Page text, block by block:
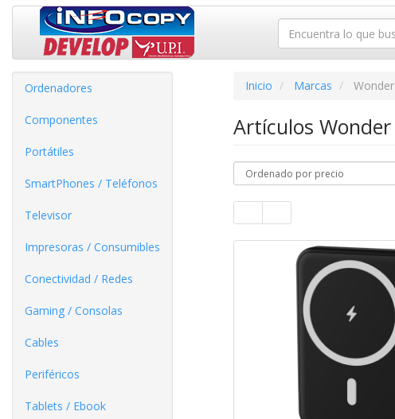
Ordenadores
Componentes
Portátiles
SmartPhones / Teléfonos
Televisor
Impresoras / Consumibles
Conectividad / Redes
Gaming / Consolas
Cables
Periféricos
Tablets / Ebook
Inicio Marcas Wonder
Artículos Wonder